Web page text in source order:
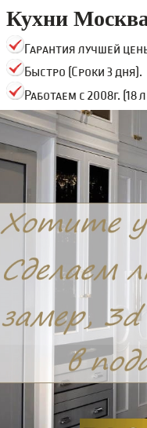
Кухни
Гарантия лучшей
Быстро (Сроки 3 дня).
Работаем с 2008г. (18